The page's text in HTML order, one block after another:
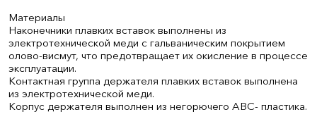
Материалы
Наконечники плавких вставок выполнены из
электротехнической меди с гальваническим покрытием
олово-висмут, что предотвращает их окисление в процессе
эксплуатации.
Контактная группа держателя плавких вставок выполнена
из электротехнической меди.
Корпус держателя выполнен из негорючего АВС- пластика.